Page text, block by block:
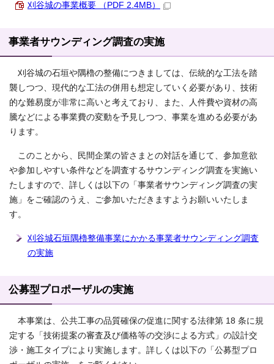
刈谷城の事業概要 （PDF 2.4MB）
事業者サウンディング調査の実施
刈谷城の石垣や隅櫓の整備につきましては、伝統的な工法を踏
襲しつつ、現代的な工法の併用も想定していく必要があり、技術
的な難易度が非常に高いと考えており、また、人件費や資材の高
騰などによる事業費の変動を予見しつつ、事業を進める必要があ
ります。
このことから、民間企業の皆さまとの対話を通じて、参加意欲
や参加しやすい条件などを調査するサウンディング調査を実施い
たしますので、詳しくは以下の「事業者サウンディング調査の実
施」をご確認のうえ、ご参加いただきますようお願いいたしま
す。
刈谷城石垣隅櫓整備事業にかかる事業者サウンディング調査
の実施
公募型プロポーザルの実施
本事業は、公共工事の品質確保の促進に関する法律第 18 条に規
定する「技術提案の審査及び価格等の交渉による方式」の設計交
渉・施工タイプにより実施します。詳しくは以下の「公募型プロ